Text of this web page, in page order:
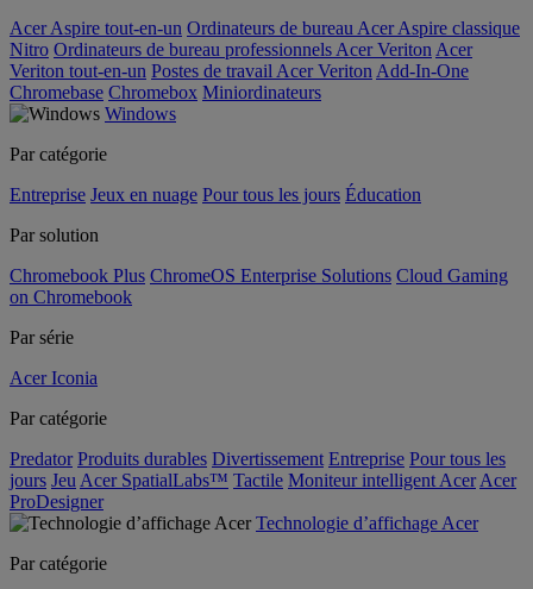
Acer Aspire tout-en-un Ordinateurs de bureau Acer Aspire classique
Nitro Ordinateurs de bureau professionnels Acer Veriton Acer
Veriton tout-en-un Postes de travail Acer Veriton Add-In-One
Chromebase Chromebox Miniordinateurs
Windows
Par catégorie
Entreprise Jeux en nuage Pour tous les jours Éducation
Par solution
Chromebook Plus ChromeOS Enterprise Solutions Cloud Gaming
on Chromebook
Par série
Acer Iconia
Par catégorie
Predator Produits durables Divertissement Entreprise Pour tous les
jours Jeu Acer SpatialLabs™ Tactile Moniteur intelligent Acer Acer
ProDesigner
Technologie d’affichage Acer
Par catégorie